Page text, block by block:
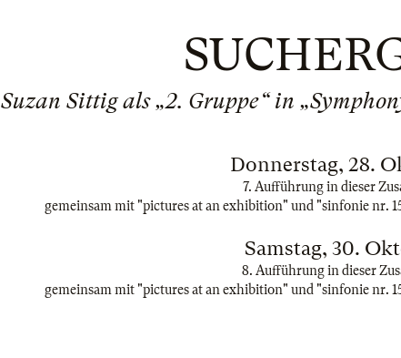
Suzan Sittig als „2. Gruppe“ in
Donnerstag, 28.
7. Aufführung in dieser
gemeinsam mit "pictures at an exhibition" und "sinfonie nr.
Samstag, 30.
8. Aufführung in dieser
gemeinsam mit "pictures at an exhibition" und "sinfonie nr.